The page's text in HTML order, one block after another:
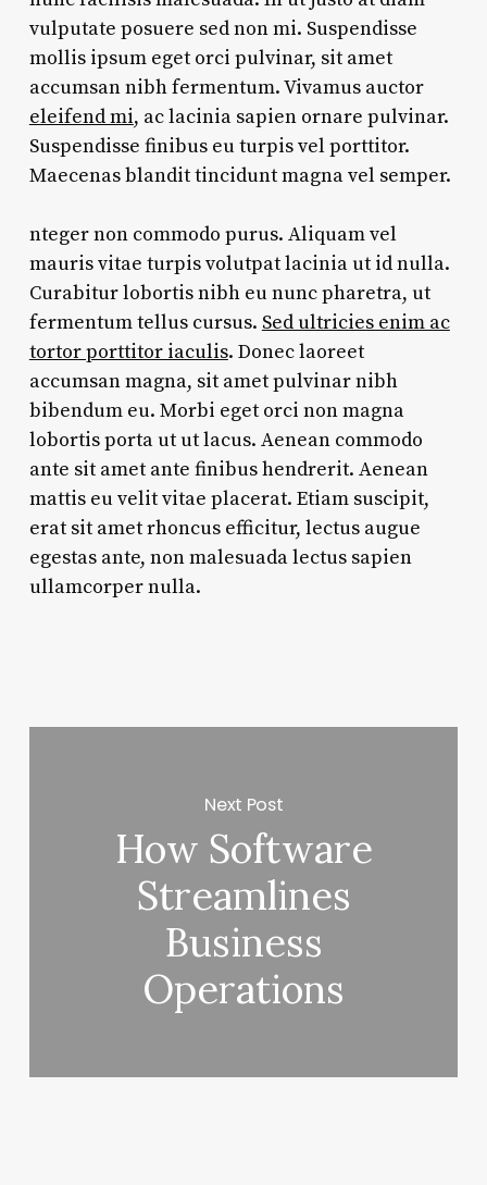
vulputate posuere sed non mi. Suspendisse
mollis ipsum eget orci pulvinar, sit amet
accumsan nibh fermentum. Vivamus auctor
eleifend mi, ac lacinia sapien ornare pulvinar.
Suspendisse finibus eu turpis vel porttitor.
Maecenas blandit tincidunt magna vel semper.
nteger non commodo purus. Aliquam vel
mauris vitae turpis volutpat lacinia ut id nulla.
Curabitur lobortis nibh eu nunc pharetra, ut
fermentum tellus cursus. Sed ultricies enim ac
tortor porttitor iaculis. Donec laoreet
accumsan magna, sit amet pulvinar nibh
bibendum eu. Morbi eget orci non magna
lobortis porta ut ut lacus. Aenean commodo
ante sit amet ante finibus hendrerit. Aenean
mattis eu velit vitae placerat. Etiam suscipit,
erat sit amet rhoncus efficitur, lectus augue
egestas ante, non malesuada lectus sapien
ullamcorper nulla.
Next Post
How Software
Streamlines
Business
Operations